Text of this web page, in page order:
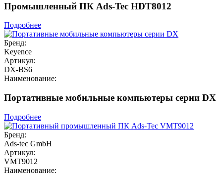
Промышленный ПК Ads-Tec HDT8012
Подробнее
Бренд:
Keyence
Артикул:
DX-BS6
Наименование:
Портативные мобильные компьютеры серии DX
Подробнее
Бренд:
Ads-tec GmbH
Артикул:
VMT9012
Наименование: